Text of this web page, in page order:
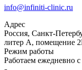
info@infiniti-clinic.ru
Адрес
Россия, Санкт-
литер А, помещение
Режим работы
Работаем ежедневно с